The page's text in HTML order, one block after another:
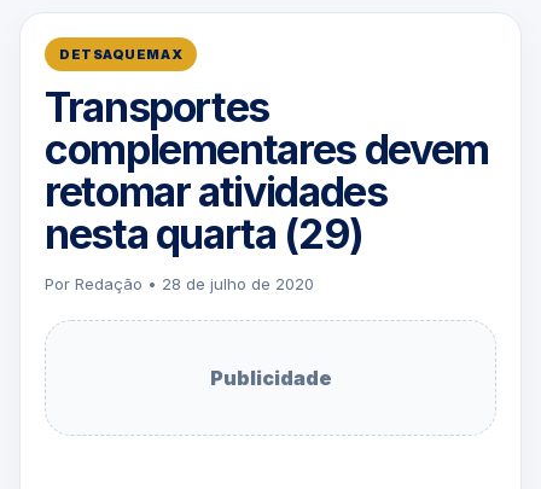
DETSAQUEMAX
Transportes
complementares devem
retomar atividades
nesta quarta (29)
Por Redação • 28 de julho de 2020
Publicidade